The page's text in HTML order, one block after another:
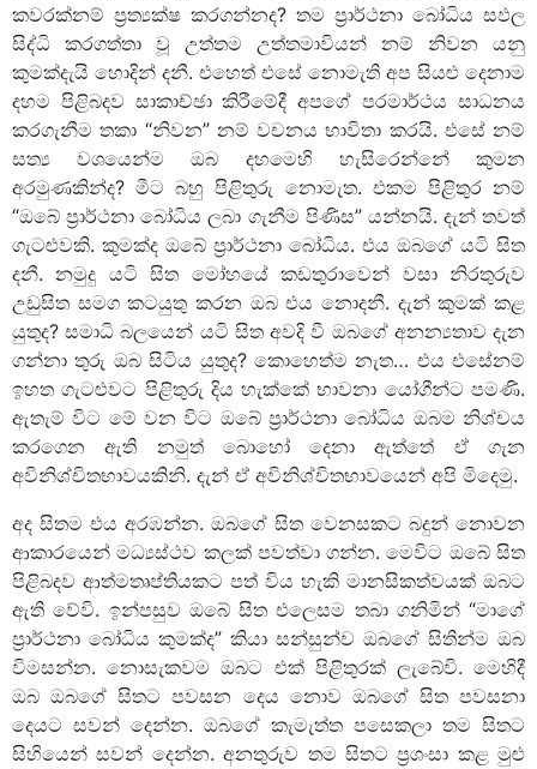
කවරක්නම් ප්‍රත්‍යක්ෂ කරගන්නද? තම ප්‍රාර්ථනා බෝධිය සඵල
සිද්ධි කරගත්තා වූ උත්තම උත්තමාවියන් නම් නිවන යනු
කුමක්දැයි හොදින් දනී. එහෙත් එසේ නොමැති අප සියළු දෙනාම
දහම පිළිබදව සාකාච්ඡා කිරීමේදී අපගේ පරමාර්ථය සාධනය
කරගැනීම තකා “නිවන” නම් වචනය භාවිතා කරයි. එසේ නම්
සත්‍ය වශයෙන්ම ඔබ දහමෙහි හැසිරෙන්නේ කුමන
අරමුණකින්ද? මීට බහු පිළිතුරු නොමැත. එකම පිළිතුර නම්
“ඔබේ ප්‍රාර්ථනා බෝධිය ලබා ගැනීම පිණිස” යන්නයි. දැන් තවත්
ගැටළුවකි. කුමක්ද ඔබේ ප්‍රාර්ථනා බෝධිය. එය ඔබගේ යටි සිත
දනී. නමුදු යටි සිත මෝහයේ කඩතුරාවෙන් වසා නිරතුරුව
උඩුසිත සමග කටයුතු කරන ඔබ එය නොදනී. දැන් කුමක් කළ
යුතුද? සමාධි බලයෙන් යටි සිත අවදි වී ඔබගේ අනන්‍යතාව දැන
ගන්නා තුරු ඔබ සිටිය යුතුද? කොහෙත්ම නැත… එය එසේනම්
ඉහත ගැටළුවට පිළිතුරු දිය හැක්කේ භාවනා යෝගීන්ට පමණි.
ඇතැම් විට මේ වන විට ඔබේ ප්‍රාර්ථනා බෝධිය ඔබම නිශ්චය
කරගෙන ඇති නමුත් බොහෝ දෙනා ඇත්තේ ඒ ගැන
අවිනිශ්චිතභාවයකිනි. දැන් ඒ අවිනිශ්චිතභාවයෙන් අපි මිදෙමු.
අද සිතම එය අරඹන්න. ඔබගේ සිත වෙනසකට බදුන් නොවන
ආකාරයෙන් මධ්‍යස්ථව කලක් පවත්වා ගන්න. මෙවිට ඔබේ සිත
පිළිබදව ආත්මතෘප්තියකට පත් විය හැකි මානසිකත්වයක් ඔබට
ඇති වේවි. ඉන්පසුව ඔබේ සිත එලෙසම තබා ගනිමින් “මාගේ
ප්‍රාර්ථනා බෝධිය කුමක්ද” කියා සන්සුන්ව ඔබගේ සිතින්ම ඔබ
විමසන්න. නොසැකවම ඔබට එක් පිළිතුරක් ලැබේවි. මෙහිදී
ඔබ ඔබගේ සිතට පවසන දෙය නොව ඔබගේ සිත පවසනා
දෙයට සවන් දෙන්න. ඔබගේ කැමැත්ත පසෙකලා තම සිතට
සිහියෙන් සවන් දෙන්න. අනතුරුව තම සිතට ප්‍රශංසා කළ මුළු